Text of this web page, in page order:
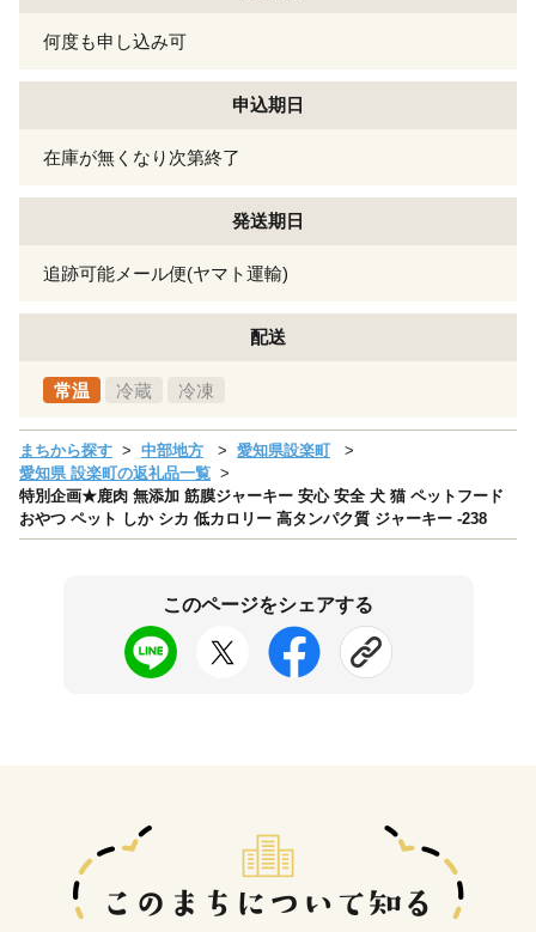
何度も申し込み可
申込期日
在庫が無くなり次第終了
発送期日
追跡可能メール便(ヤマト運輸)
配送
常温 冷蔵 冷凍
まちから探す 中部地方
愛知県設楽町
愛知県 設楽町の返礼品一覧
特別企画★鹿肉 無添加 筋膜ジャーキー 安心 安全 犬 猫 ペットフード
おやつ ペット しか シカ 低カロリー 高タンパク質 ジャーキー -238
このページをシェアする